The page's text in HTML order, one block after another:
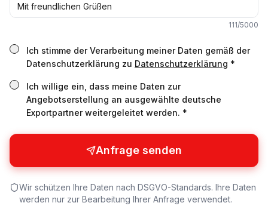
111/5000
Ich stimme der Verarbeitung meiner Daten gemäß der
Datenschutzerklärung zu Datenschutzerklärung *
Ich willige ein, dass meine Daten zur
Angebotserstellung an ausgewählte deutsche
Exportpartner weitergeleitet werden. *
Anfrage senden
Wir schützen Ihre Daten nach DSGVO-Standards. Ihre Daten
werden nur zur Bearbeitung Ihrer Anfrage verwendet.